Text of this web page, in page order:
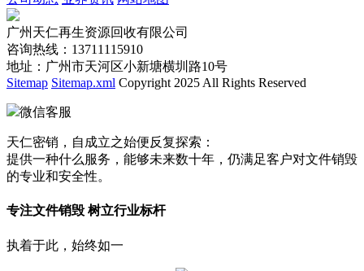
广州天仁再生资源回收有限公司
咨询热线：13711115910
地址：广州市天河区小新塘横圳路10号
Sitemap Sitemap.xml Copyright 2025 All Rights Reserved
微信客服
天仁密销，自成立之始便反复探索：
提供一种什么服务，能够未来数十年，仍满足客户对文件销毁
的专业和安全性。
专注文件销毁 树立行业标杆
执着于此，始终如一